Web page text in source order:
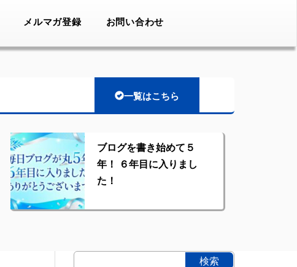
メルマガ登録 お問い合わせ
一覧はこちら
ブログを書き始めて５
年！ ６年目に入りまし
た！